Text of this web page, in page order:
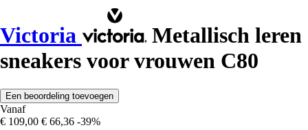
Victoria
Metallisch leren
sneakers voor vrouwen C80
Een beoordeling toevoegen
Vanaf
€ 109,00 € 66,36 -39%